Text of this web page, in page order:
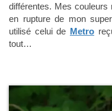
différentes. Mes couleurs
en rupture de mon super
utilisé celui de Metro
tout…